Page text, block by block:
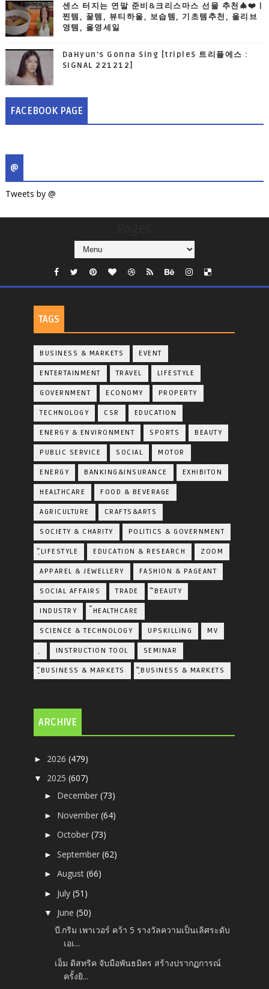
센스 터지는 연말 준비&크리스마스 선물 추천🎄❤️ |
찐템, 꿀템, 뷰티하울, 보습템, 기초템추천, 올리브
영템, 올영세일
DaHyun’s Gonna Sing [tripleS 트리플에스 :
SIGNAL 221212]
FACEBOOK PAGE
@
Tweets by @
TAGS
BUSINESS & MARKETS EVENT
ENTERTAINMENT TRAVEL LIFESTYLE
GOVERNMENT ECONOMY PROPERTY
TECHNOLOGY CSR EDUCATION
ENERGY & ENVIRONMENT SPORTS BEAUTY
PUBLIC SERVICE SOCIAL MOTOR
ENERGY BANKING&INSURANCE EXHIBITON
HEALTHCARE FOOD & BEVERAGE
AGRICULTURE CRAFTS&ARTS
SOCIETY & CHARITY POLITICS & GOVERNMENT
ฺัLIFESTYLE EDUCATION & RESEARCH ZOOM
APPAREL & JEWELLERY FASHION & PAGEANT
SOCIAL AFFAIRS TRADE ิBEAUTY
INDUSTRY ้HEALTHCARE
SCIENCE & TECHNOLOGY UPSKILLING MV
INSTRUCTION TOOL SEMINAR
ฺัBUSINESS & MARKETS ฺิBUSINESS & MARKETS
ARCHIVE
► 2026(479)
▼ 2025(607)
► December(73)
► November(64)
►October(73)
►September(62)
►August(66)
► July(51)
▼ June(50)
บี.กริม เพาเวอร์ คว้า 5 รางวัลความเป็นเลิศระดับ
เอเ...
เอ็ม ดิสทริค จับมือพันธมิตร สร้างปรากฏการณ์
ครั้งยิ...